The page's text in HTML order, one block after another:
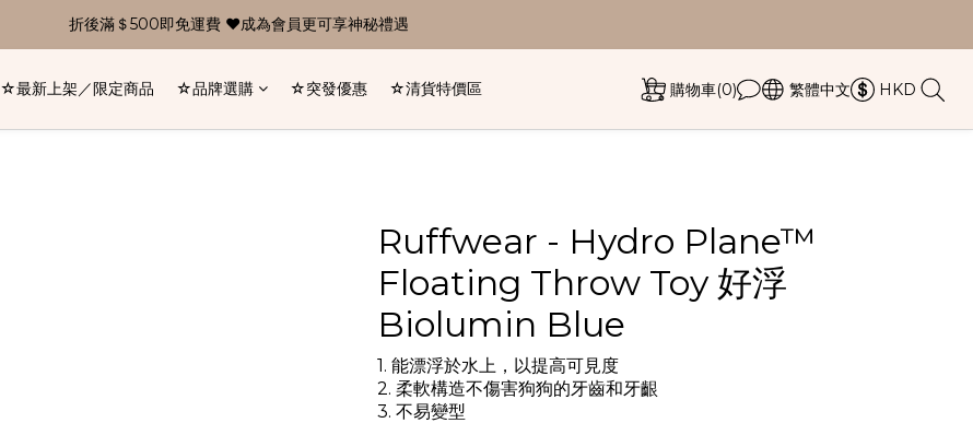
折後滿＄500即免運費 ❤成為會員更可享神秘禮遇
☆最新上架／限定商品 ☆品牌選購 ☆突發優惠 ☆清貨特價區 購物車(0) 繁體中文 HKD
Ruffwear - Hydro Plane™
Floating Throw Toy 好浮
Biolumin Blue
1. 能漂浮於水上，以提高可見度
2. 柔軟構造不傷害狗狗的牙齒和牙齦
3. 不易變型